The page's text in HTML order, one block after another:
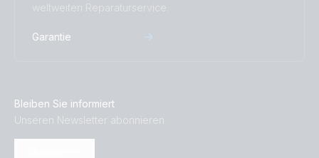
BlueSolar PWM Charge Controller LCD USB 12/24V-
5A (left)
weltweiten Reparaturservice.
Garantie
Bleiben Sie informiert
Unseren Newsletter abonnieren